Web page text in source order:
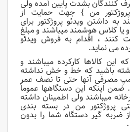
کنندگان بشدت پایین آمده ولی
پروژکتور من } جهت حمایت از
به داشتن ویدئو پروژکتور برای
کلاس هوشمند میباشند و مبلغ
کنند ، اقدام به فروش ویدئو
می نماید.
این کالاها کارکرده میباشند و
باشید که خط و خش نداشته
مصرفی آنها حتی تا نصف عمر
ضمن اینکه این دستگاهها عموماً
میباشند ولی اطمینان داشته
پروژکتور من در بسته بندی
ضربه گیر دستگاه شما را بدون